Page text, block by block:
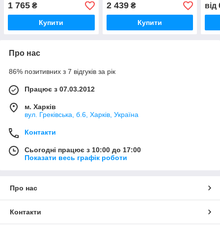
1 765 ₴
Купити
2 439₴
Купити
від
Про нас
86% позитивних з 7 відгуків за рік
Працює з 07.03.2012
м. Харків
вул. Греківська, б.6, Харків, Україна
Контакти
Сьогодні працює з 10:00 до 17:00
Показати весь графік роботи
Про нас
Контакти